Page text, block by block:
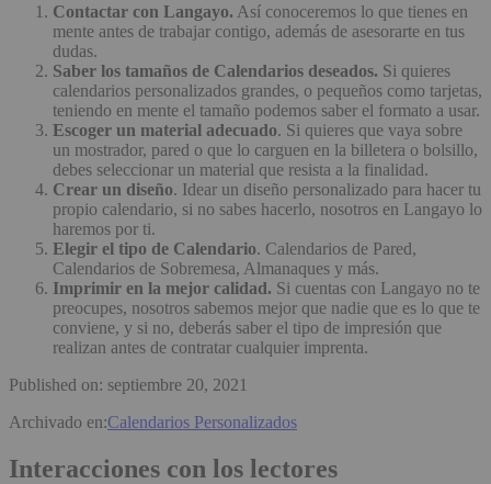
Contactar con Langayo. Así conoceremos lo que tienes en
mente antes de trabajar contigo, además de asesorarte en tus
dudas.
Saber los tamaños de Calendarios deseados. Si quieres
calendarios personalizados grandes, o pequeños como tarjetas,
teniendo en mente el tamaño podemos saber el formato a usar.
Escoger un material adecuado. Si quieres que vaya sobre
un mostrador, pared o que lo carguen en la billetera o bolsillo,
debes seleccionar un material que resista a la finalidad.
Crear un diseño. Idear un diseño personalizado para hacer tu
propio calendario, si no sabes hacerlo, nosotros en Langayo lo
haremos por ti.
Elegir el tipo de Calendario. Calendarios de Pared,
Calendarios de Sobremesa, Almanaques y más.
Imprimir en la mejor calidad. Si cuentas con Langayo no te
preocupes, nosotros sabemos mejor que nadie que es lo que te
conviene, y si no, deberás saber el tipo de impresión que
realizan antes de contratar cualquier imprenta.
Published on: septiembre 20, 2021
Archivado en:Calendarios Personalizados
Interacciones con los lectores